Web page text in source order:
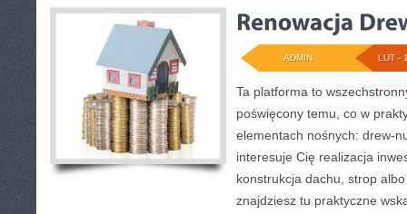
LUT -
ADMIN
Ta platforma to
poświęcony temu, co w
elementach nośnych: drew-
interesuje Cię realizacja
konstrukcja dachu, strop
znajdziesz tu praktyczne